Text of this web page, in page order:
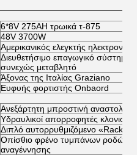
6*8V 275AH τρωικά τ-875
48V 3700W
Αμερικανικός ελεγκτής
Διευθετήσιμο επαγωγικό σύστημα
συνεχώς μεταβλητό
Άξονας της Ιταλίας Graziano
Ευφυής φορτιστής Onbaord
Ανεξάρτητη μπροστινή αναστολή
Υδραυλικοί απορροφητές
Διπλό αυτορρυθμιζόμενο
Οπίσθιο φρένο τυμπάνων ροδών
αναγέννησης